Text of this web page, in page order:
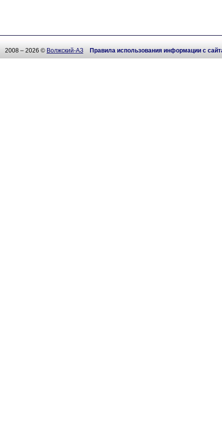
2008 – 2026 © Волжский-АЗ Правила использования информации с